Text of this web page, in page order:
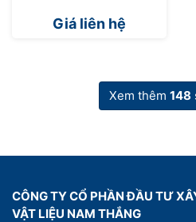
Giá liên hệ
Xem thêm 148
CÔNG TY CỔ PHẦN ĐẦU TƯ
VẬT LIỆU NAM THẮNG